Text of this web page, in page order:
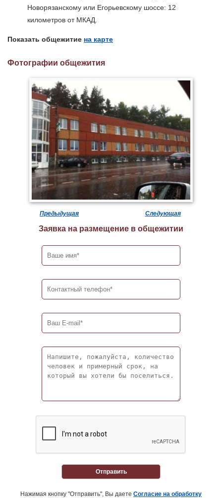
Новорязанскому или Егорьевскому шоссе: 12
километров от МКАД.
Показать общежитие на карте
Фотографии общежития
Предыдущая Следующая
Заявка на размещение в общежитии
Отправить
Нажимая кнопку "Отправить", Вы даете Согласие на обработку